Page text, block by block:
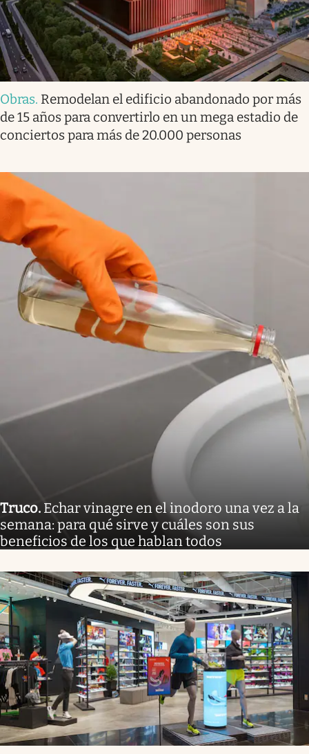
Obras. Remodelan el edificio abandonado por más
de 15 años para convertirlo en un mega estadio de
conciertos para más de 20.000 personas
Truco. Echar vinagre en el inodoro una vez a la
semana: para qué sirve y cuáles son sus
beneficios de los que hablan todos